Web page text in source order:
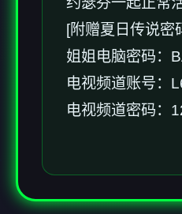
[附赠夏日传说密
姐姐电脑密码：
电视频道账号：
电视频道密码：